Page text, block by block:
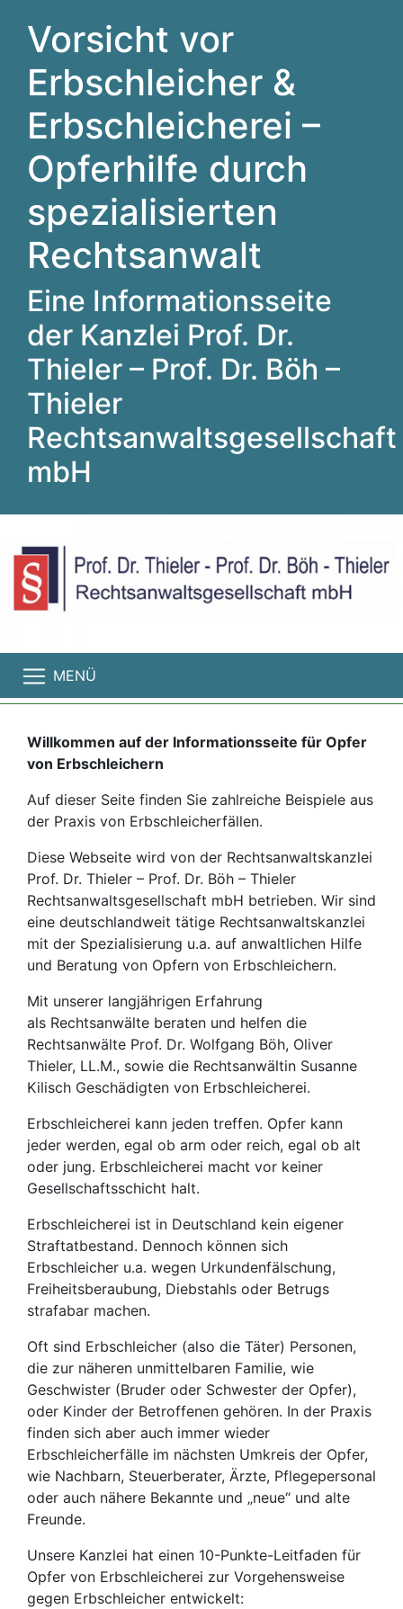
Vorsicht vor
Erbschleicher &
Erbschleicherei –
Opferhilfe durch
spezialisierten
Rechtsanwalt
Eine Informationsseite
der Kanzlei Prof. Dr.
Thieler – Prof. Dr. Böh –
Thieler
Rechtsanwaltsgesellschaft
mbH
MENÜ
Willkommen auf der Informationsseite für Opfer
von Erbschleichern
Auf dieser Seite finden Sie zahlreiche Beispiele aus
der Praxis von Erbschleicherfällen.
Diese Webseite wird von der Rechtsanwaltskanzlei
Prof. Dr. Thieler – Prof. Dr. Böh – Thieler
Rechtsanwaltsgesellschaft mbH betrieben. Wir sind
eine deutschlandweit tätige Rechtsanwaltskanzlei
mit der Spezialisierung u.a. auf anwaltlichen Hilfe
und Beratung von Opfern von Erbschleichern.
Mit unserer langjährigen Erfahrung
als Rechtsanwälte beraten und helfen die
Rechtsanwälte Prof. Dr. Wolfgang Böh, Oliver
Thieler, LL.M., sowie die Rechtsanwältin Susanne
Kilisch Geschädigten von Erbschleicherei.
Erbschleicherei kann jeden treffen. Opfer kann
jeder werden, egal ob arm oder reich, egal ob alt
oder jung. Erbschleicherei macht vor keiner
Gesellschaftsschicht halt.
Erbschleicherei ist in Deutschland kein eigener
Straftatbestand. Dennoch können sich
Erbschleicher u.a. wegen Urkundenfälschung,
Freiheitsberaubung, Diebstahls oder Betrugs
strafabar machen.
Oft sind Erbschleicher (also die Täter) Personen,
die zur näheren unmittelbaren Familie, wie
Geschwister (Bruder oder Schwester der Opfer),
oder Kinder der Betroffenen gehören. In der Praxis
finden sich aber auch immer wieder
Erbschleicherfälle im nächsten Umkreis der Opfer,
wie Nachbarn, Steuerberater, Ärzte, Pflegepersonal
oder auch nähere Bekannte und „neue“ und alte
Freunde.
Unsere Kanzlei hat einen 10-Punkte-Leitfaden für
Opfer von Erbschleicherei zur Vorgehensweise
gegen Erbschleicher entwickelt: